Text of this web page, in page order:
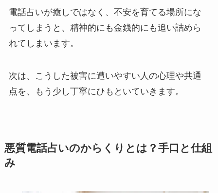
電話占いが癒しではなく、不安を育てる場所にな
ってしまうと、精神的にも金銭的にも追い詰めら
れてしまいます。
次は、こうした被害に遭いやすい人の心理や共通
点を、もう少し丁寧にひもといていきます。
悪質電話占いのからくりとは？手口と仕組
み